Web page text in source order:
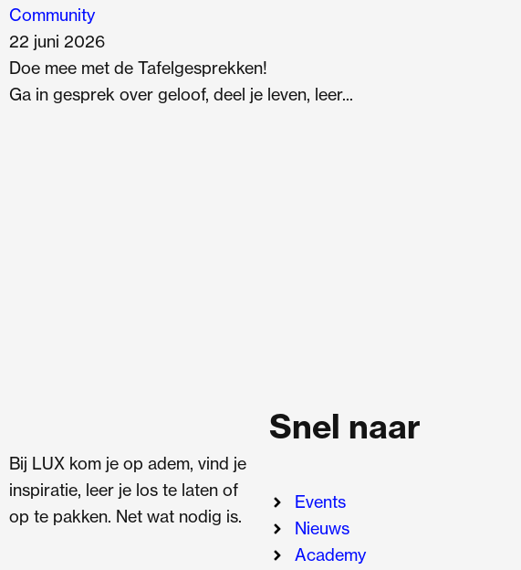
Community
22 juni 2026
Doe mee met de Tafelgesprekken!
Ga in gesprek over geloof, deel je leven, leer...
Bij LUX kom je op adem, vind je
inspiratie, leer je los te laten of
op te pakken. Net wat nodig is.
Snel naar
Events
Nieuws
Academy